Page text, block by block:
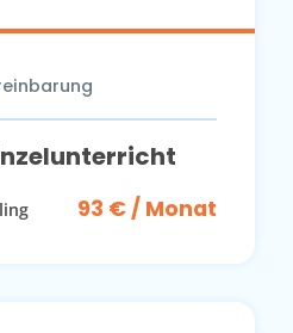
93 € / Monat